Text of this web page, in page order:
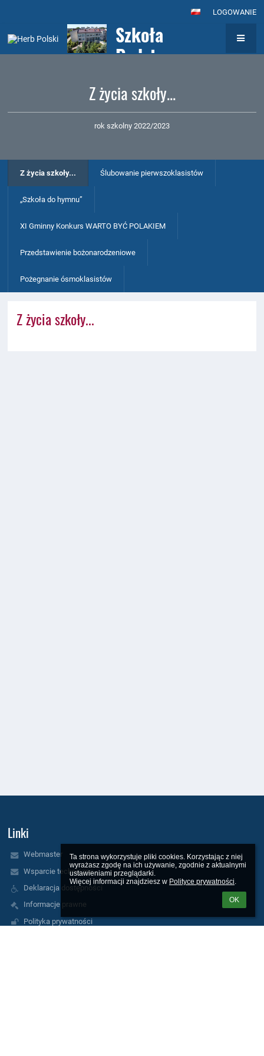
Ta strona wykorzystuje pliki cookies. Korzystając z niej
wyrażasz zgodę na ich używanie, zgodnie z aktualnymi
ustawieniami przeglądarki.
Więcej informacji znajdziesz w Polityce prywatności.
OK
LOGOWANIE
Szkoła
Podstawowa nr
z Oddziałami
Integracyjnymi
Jadwigi w
Wołominie
Z życia szkoły...
rok szkolny 2022/2023
Z życia szkoły... Ślubowanie pierwszoklasistów
„Szkoła do hymnu”
XI Gminny Konkurs WARTO BYĆ POLAKIEM
Przedstawienie bożonarodzeniowe
Pożegnanie ósmoklasistów
Z życia szkoły...
Linki
Webmaster
Wsparcie techniczne
Deklaracja dostępności
Informacje prawne
Polityka prywatności